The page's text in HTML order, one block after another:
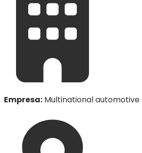
Empresa: Multinational